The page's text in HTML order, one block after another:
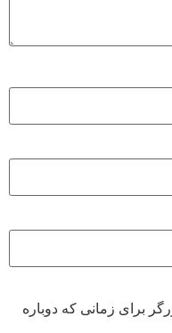
برای زمانی که دوباره